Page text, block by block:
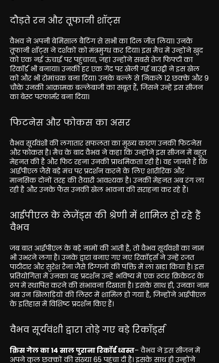
दौड़ते रन और तूफानी शॉट्स
वैभव ने अपनी बेमिसाल बैटिंग से सभी का दिल जीत लिया। उनके
तूफानी शॉट्स ने दर्शकों को मंत्रमुग्ध कर दिया। इस मैच में उन्होंने खुद
को एक नई ऊंचाई पर पहुंचाया, जहां उन्होंने सबसे तेज फिफ्टी का
रिकॉर्ड भी बनाया। उनकी हर एक गेंद पर खेली गई बाउंड्री ने इस खेल
को और भी रोमांचक बना दिया। उनके बल्ले से निकले 12 छक्के और 9
चौके उनकी आक्रामक बल्लेबाजी का सबूत हैं, जिसने उन्हें इस सीजन
का बेस्ट परफार्मर बना दिया।
फिटनेस और फोकस का असर
वैभव सूर्यवंशी की लगातार सफलता का मुख्य कारण उनकी फिटनेस
और फोकस है। मैच के बाद वैभव ने कहा कि उन्होंने इस सीजन में बहुत
मेहनत की है और फिट रहना उनकी प्राथमिकता रही है। वह जानते हैं कि
आईपीएल जैसे बड़े मंच पर प्रदर्शन करने के लिए शारीरिक और
मानसिक दोनों तरह की तैयारी आवश्यक है। उनकी मेहनत अब रंग ला
रही है और उनके फैंस उनकी खेल भावना की सराहना कर रहे हैं।
आईपीएल के लेजेंड्स की श्रेणी में शामिल हो रहे हैं
वैभव
जब बात आईपीएल के बड़े नामों की आती है, तो वैभव सूर्यवंशी का नाम
भी उभरने लगा है। उनके द्वारा बनाए गए नए रिकॉर्ड्स ने उन्हें रजत
पाटीदार और सुरेश रैना जैसे दिग्गजों की पंक्ति में ला खड़ा किया है। इस
प्रतियोगिता में उनका यह प्रदर्शन उन्हें भविष्य में एक स्टार क्रिकेटर के
रूप में स्थापित करने की संभावना दिखाता है। इसके साथ ही, उनका नाम
अब उन खिलाड़ियों की लिस्ट में शामिल हो गया है, जिन्होंने आईपीएल
के इतिहास में विशिष्ट प्रदर्शन किए हैं।
वैभव सूर्यवंशी द्वारा तोड़े गए बड़े रिकॉर्ड्स
क्रिस गेल का 14 साल पुराना रिकॉर्ड ध्वस्त– वैभव ने इस सीजन में
अपने कुल छक्कों की संख्या 65 पहुंचा दी है। इसके साथ ही उन्होंने